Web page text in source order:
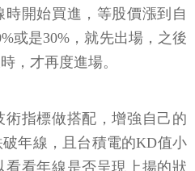
開始買進，等股價漲到自
或是30%，就先出場，之後
，才再度進場。
指標做搭配，增強自己的
年線，且台積電的KD值小
看看年線是否呈現上揚的狀